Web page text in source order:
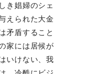
き娼婦のシェ
えられた大金
矛盾すること
家には居候が
いけない、我